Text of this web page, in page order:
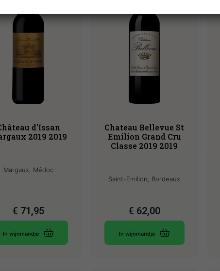
d’Issan
2019 2019
Margaux, Médoc
€ 71,95
In wijnmandje
Chateau Bellevue St
Emilion Grand Cru
Classe 2019 2019
Saint-Emilion, Bordeaux
€ 62,00
In wijnmandje